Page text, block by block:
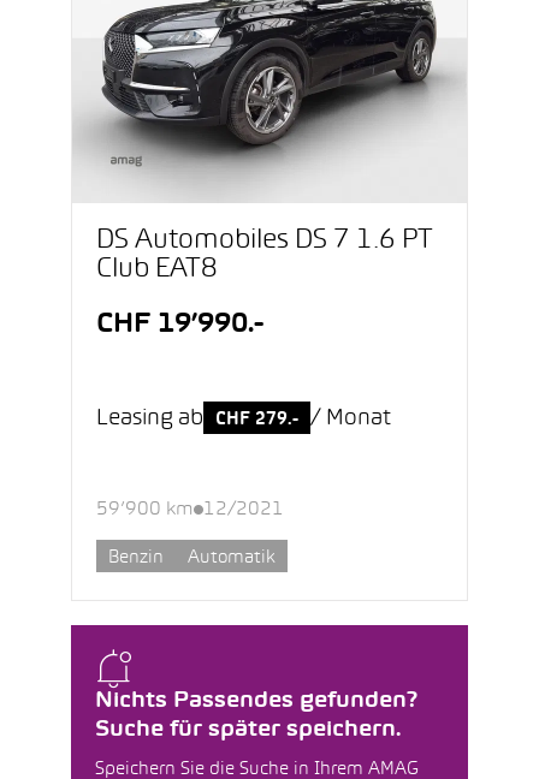
Nichts Passendes gefunden?
Suche für später speichern.
Speichern Sie die Suche in Ihrem AMAG
DS Automobiles DS 7 1.6 PT
Club EAT8
CHF 19’990.-
Leasing ab CHF 279.- / Monat
59’900 km 12/2021
Benzin Automatik